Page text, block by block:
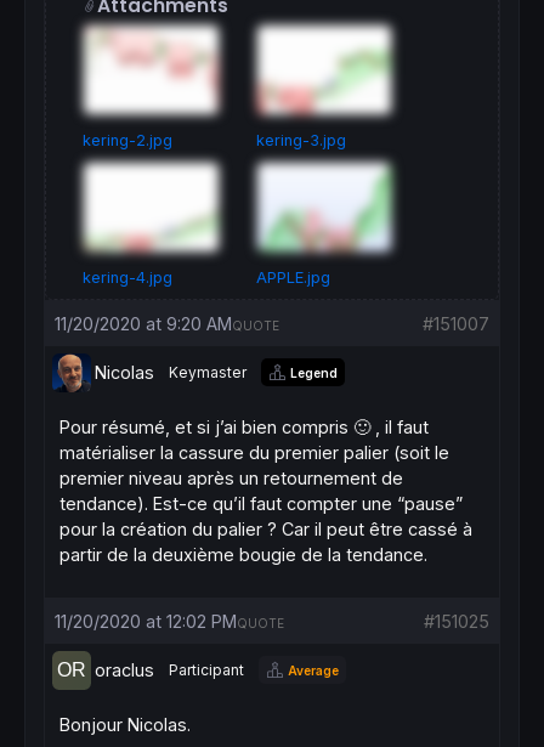
kering-2.jpg kering-3.jpg
kering-4.jpg APPLE.jpg
11/20/2020 at 9:20 AM #151007
QUOTE
Nicolas Keymaster Legend
Pour résumé, et si j’ai bien compris 🙂 , il faut
matérialiser la cassure du premier palier (soit le
premier niveau après un retournement de
tendance). Est-ce qu’il faut compter une “pause”
pour la création du palier ? Car il peut être cassé à
partir de la deuxième bougie de la tendance.
11/20/2020 at 12:02 PM #151025
QUOTE
oraclus Participant Average
Bonjour Nicolas.